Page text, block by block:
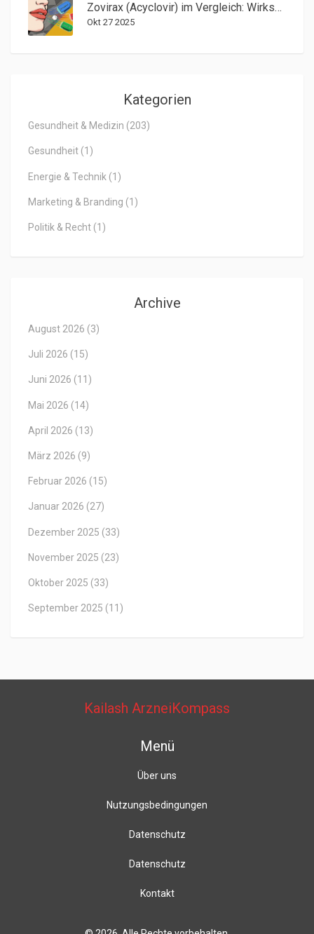
Zovirax (Acyclovir) im Vergleich: Wirksame Alternativen bei Herpes
Okt 27 2025
Kategorien
Gesundheit & Medizin (203)
Gesundheit (1)
Energie & Technik (1)
Marketing & Branding (1)
Politik & Recht (1)
Archive
August 2026 (3)
Juli 2026 (15)
Juni 2026 (11)
Mai 2026 (14)
April 2026 (13)
März 2026 (9)
Februar 2026 (15)
Januar 2026 (27)
Dezember 2025 (33)
November 2025 (23)
Oktober 2025 (33)
September 2025 (11)
Kailash ArzneiKompass
Menü
Über uns
Nutzungsbedingungen
Datenschutz
Datenschutz
Kontakt